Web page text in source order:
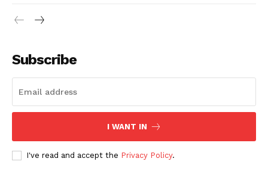
Subscribe
I WANT IN
I've read and accept the Privacy Policy.